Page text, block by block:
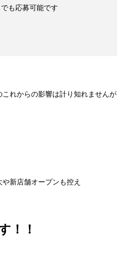
も応募可能です
れからの影響は計り知れませんが
新店舗オープンも控え
！！